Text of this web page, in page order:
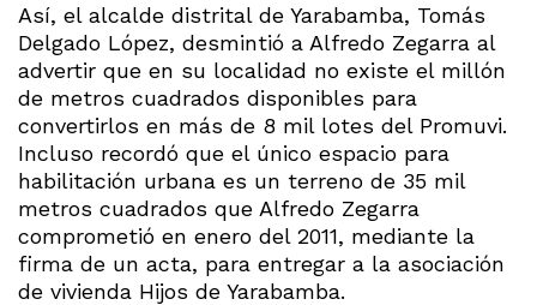
Así, el alcalde distrital de Yarabamba, Tomás
Delgado López, desmintió a Alfredo Zegarra al
advertir que en su localidad no existe el millón
de metros cuadrados disponibles para
convertirlos en más de 8 mil lotes del Promuvi.
Incluso recordó que el único espacio para
habilitación urbana es un terreno de 35 mil
metros cuadrados que Alfredo Zegarra
comprometió en enero del 2011, mediante la
firma de un acta, para entregar a la asociación
de vivienda Hijos de Yarabamba.